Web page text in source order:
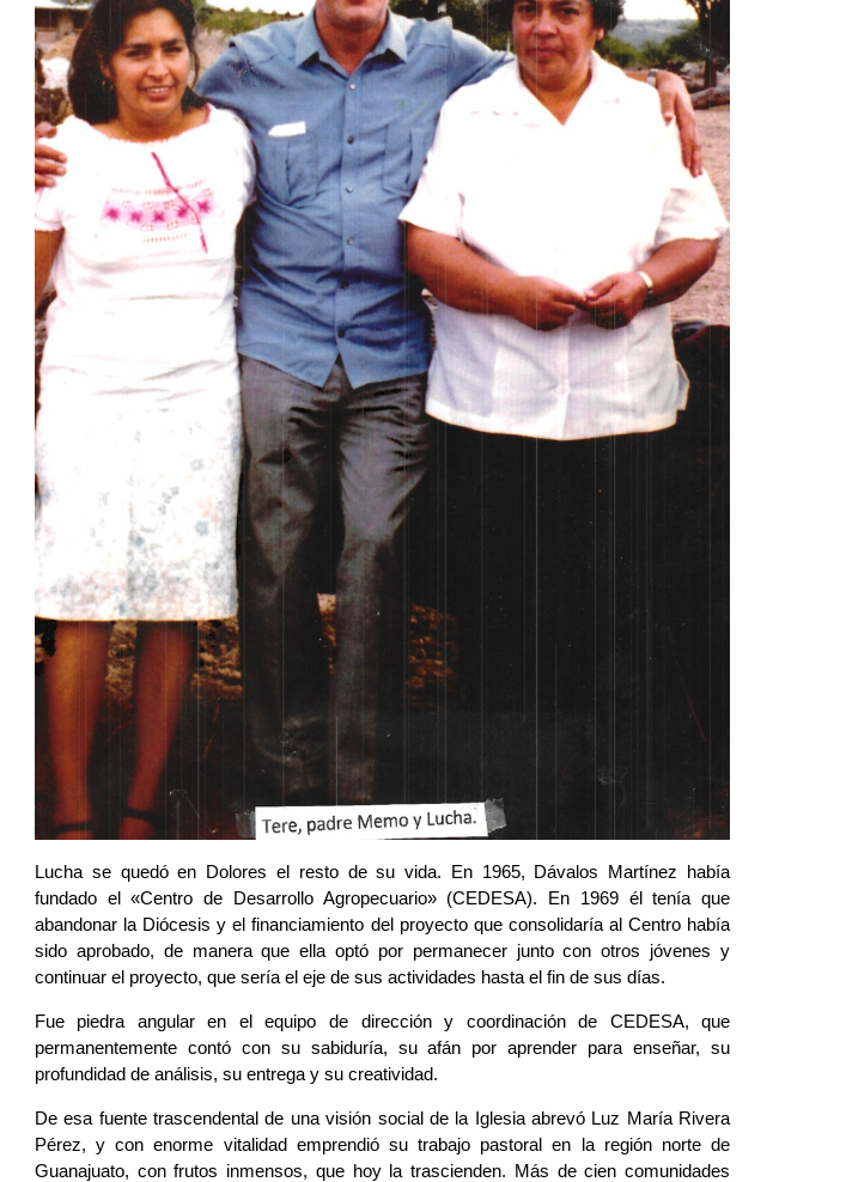
Lucha se quedó en Dolores el resto de su vida. En 1965, Dávalos Martínez había
fundado el «Centro de Desarrollo Agropecuario» (CEDESA). En 1969 él tenía que
abandonar la Diócesis y el financiamiento del proyecto que consolidaría al Centro había
sido aprobado, de manera que ella optó por permanecer junto con otros jóvenes y
continuar el proyecto, que sería el eje de sus actividades hasta el fin de sus días.
Fue piedra angular en el equipo de dirección y coordinación de CEDESA, que
permanentemente contó con su sabiduría, su afán por aprender para enseñar, su
profundidad de análisis, su entrega y su creatividad.
De esa fuente trascendental de una visión social de la Iglesia abrevó Luz María Rivera
Pérez, y con enorme vitalidad emprendió su trabajo pastoral en la región norte de
Guanajuato, con frutos inmensos, que hoy la trascienden. Más de cien comunidades